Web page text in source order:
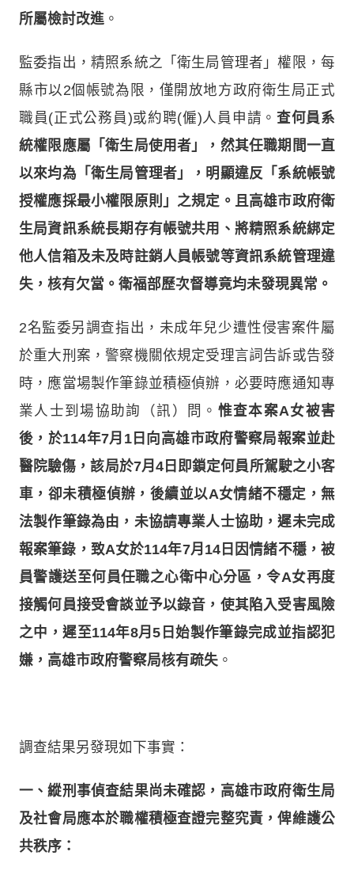
所屬檢討改進 。
監委指出，精照系統之「衛生局管理者」權限，每
縣市以2個帳號為限，僅開放地方政府衛生局正式
職員(正式公務員)或約聘(僱)人員申請。 查何員系
統權限應屬「衛生局使用者」，然其任職期間一直
以來均為「衛生局管理者」，明顯違反「系統帳號
授權應採最小權限原則」之規定。且高雄市政府衛
生局資訊系統長期存有帳號共用、將精照系統綁定
他人信箱及未及時註銷人員帳號等資訊系統管理違
失，核有欠當。衛福部歷次督導竟均未發現異常。
2名監委另調查指出，未成年兒少遭性侵害案件屬
於重大刑案，警察機關依規定受理言詞告訴或告發
時，應當場製作筆錄並積極偵辦，必要時應通知專
業人士到場協助詢（訊）問。 惟查本案A女被害
後，於114年7月1日向高雄市政府警察局報案並赴
醫院驗傷，該局於7月4日即鎖定何員所駕駛之小客
車，卻未積極偵辦，後續並以A女情緒不穩定，無
法製作筆錄為由，未協請專業人士協助，遲未完成
報案筆錄，致A女於114年7月14日因情緒不穩，被
員警護送至何員任職之心衛中心分區，令A女再度
接觸何員接受會談並予以錄音，使其陷入受害風險
之中，遲至114年8月5日始製作筆錄完成並指認犯
嫌，高雄市政府警察局核有疏失 。
調查結果另發現如下事實：
一、縱刑事偵查結果尚未確認，高雄市政府衛生局
及社會局應本於職權積極查證完整究責，俾維護公
共秩序：